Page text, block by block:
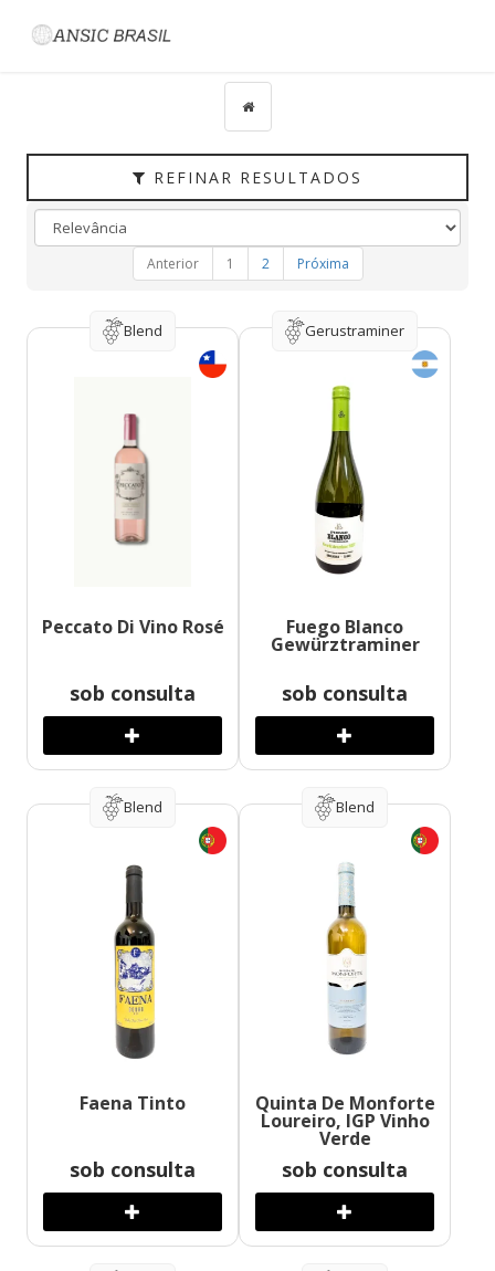
REFINAR RESULTADOS
UVAS
VINÍCOLA
Anterior 1 2 Próxima
Blend
Peccato Di Vino Rosé
sob consulta
Gerustraminer
Fuego Blanco
Gewürztraminer
sob consulta
Blend
Faena Tinto
sob consulta
Blend
Quinta De Monforte
Loureiro, IGP Vinho
Verde
sob consulta